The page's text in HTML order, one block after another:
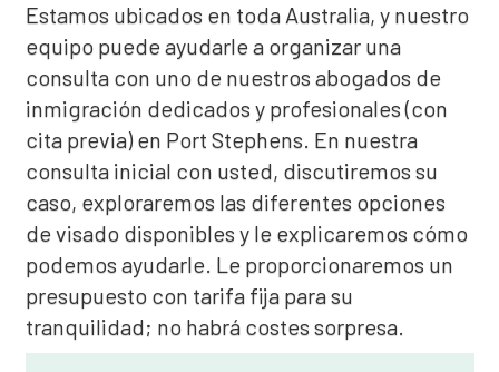
Estamos ubicados en toda Australia, y nuestro
equipo puede ayudarle a organizar una
consulta con uno de nuestros abogados de
inmigración dedicados y profesionales (con
cita previa) en Port Stephens. En nuestra
consulta inicial con usted, discutiremos su
caso, exploraremos las diferentes opciones
de visado disponibles y le explicaremos cómo
podemos ayudarle. Le proporcionaremos un
presupuesto con tarifa fija para su
tranquilidad; no habrá costes sorpresa.